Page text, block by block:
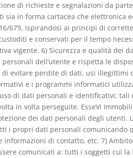
di richieste e segnalazioni da
sia in forma cartacea che elettronica
679, ispirandosi ai principi di
e conservati per il tempo
vigente. 6) Sicurezza e qualità dei
dell’utente e rispetta le
evitare perdite di dati, usi illegittimi
e i programmi informatici
di dati personali e identificativi;
in volta perseguite. EsseVi
dei dati personali degli utenti.
i propri dati personali comunicando
di contatto, etc. 7)
comunicati a: tutti i soggetti cui la